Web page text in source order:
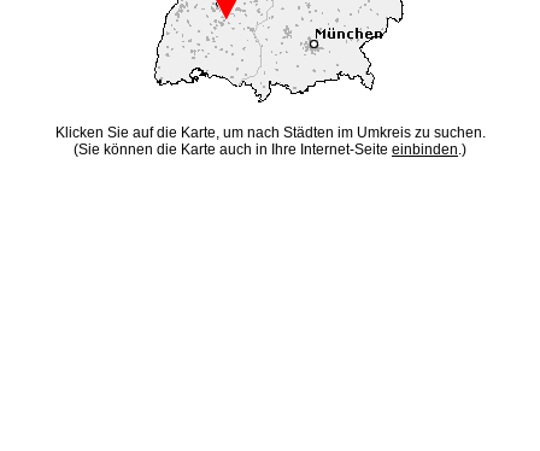
Klicken Sie auf die Karte, um nach Städten im Umkreis zu suchen.
(Sie können die Karte auch in Ihre Internet-Seite einbinden.)